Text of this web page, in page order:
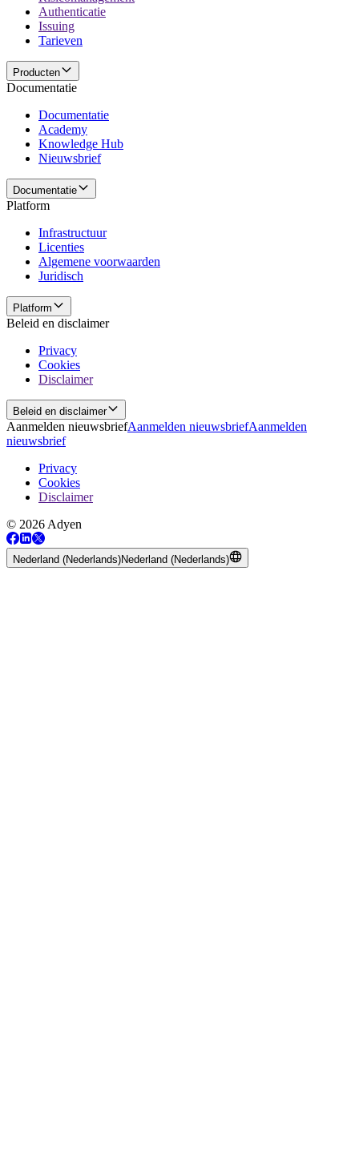
Authenticatie
Issuing
Tarieven
Producten
Documentatie
Documentatie
Academy
Knowledge Hub
Nieuwsbrief
Documentatie
Platform
Infrastructuur
Licenties
Algemene voorwaarden
Juridisch
Platform
Beleid en disclaimer
Privacy
Cookies
Disclaimer
Beleid en disclaimer
Aanmelden nieuwsbriefAanmelden nieuwsbriefAanmelden
nieuwsbrief
Privacy
Cookies
Disclaimer
© 2026 Adyen
Nederland (Nederlands)Nederland (Nederlands)